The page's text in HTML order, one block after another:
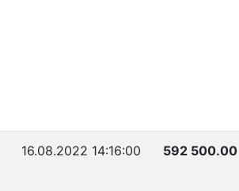
16.08.2022 14:16:00 592 500.00